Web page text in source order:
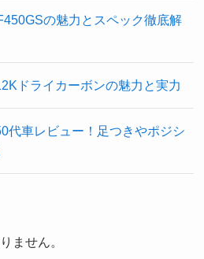
の魅力とスペック徹底解
ドライカーボンの魅力と実力
代車レビュー！足つきやポジシ
ません。